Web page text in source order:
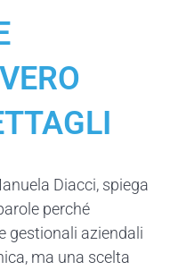
Diacci, spiega
perché
gestionali aziendali
ma una scelta